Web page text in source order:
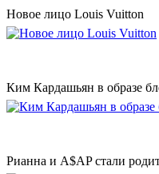
Новое лицо Louis Vuitton
Ким Кардашьян в образе
Рианна и A$AP стали